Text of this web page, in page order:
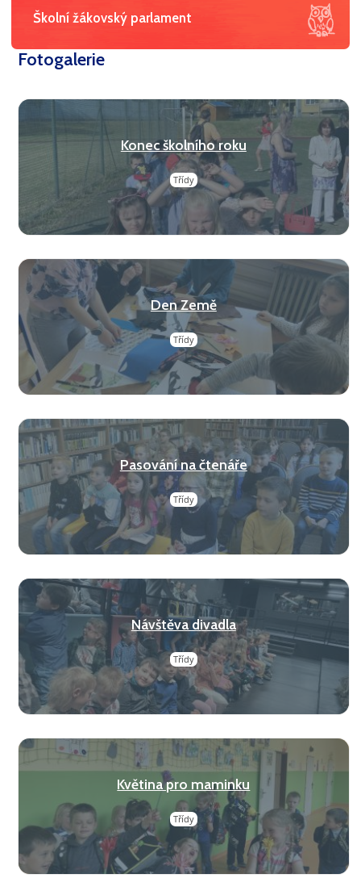
Školní žákovský parlament
Fotogalerie
Konec školního roku
Třídy
Den Země
Třídy
Pasování na čtenáře
Třídy
Návštěva divadla
Třídy
Květina pro maminku
Třídy